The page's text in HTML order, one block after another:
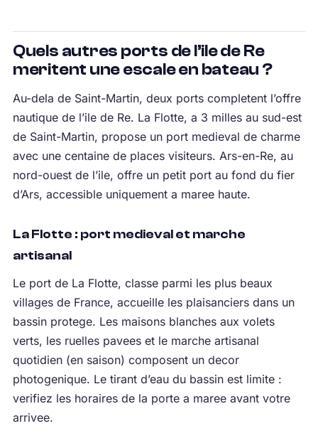
Quels autres ports de l’ile de Re
meritent une escale en bateau ?
Au-dela de Saint-Martin, deux ports completent l’offre
nautique de l’ile de Re. La Flotte, a 3 milles au sud-est
de Saint-Martin, propose un port medieval de charme
avec une centaine de places visiteurs. Ars-en-Re, au
nord-ouest de l’ile, offre un petit port au fond du fier
d’Ars, accessible uniquement a maree haute.
La Flotte : port medieval et marche
artisanal
Le port de La Flotte, classe parmi les plus beaux
villages de France, accueille les plaisanciers dans un
bassin protege. Les maisons blanches aux volets
verts, les ruelles pavees et le marche artisanal
quotidien (en saison) composent un decor
photogenique. Le tirant d’eau du bassin est limite :
verifiez les horaires de la porte a maree avant votre
arrivee.